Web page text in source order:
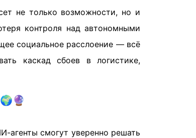
не только возможности, но и
контроля над автономными
социальное расслоение — всё
каскад сбоев в логистике,
агенты смогут уверенно решать